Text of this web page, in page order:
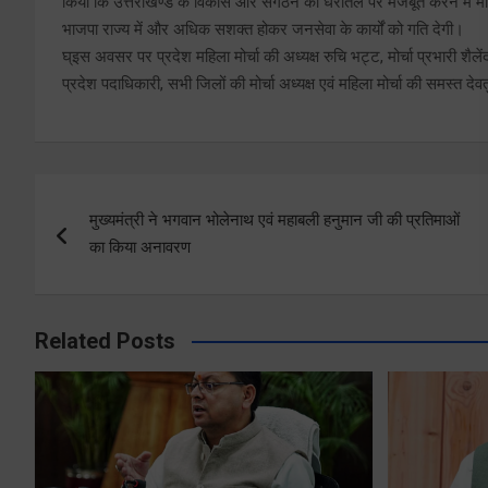
भाजपा राज्य में और अधिक सशक्त होकर जनसेवा के कार्यों को गति देगी।
घ्इस अवसर पर प्रदेश महिला मोर्चा की अध्यक्ष रुचि भट्ट, मोर्चा प्रभारी शैलेंद्र
प्रदेश पदाधिकारी, सभी जिलों की मोर्चा अध्यक्ष एवं महिला मोर्चा की समस्त
navigation
मुख्यमंत्री ने भगवान भोलेनाथ एवं महाबली हनुमान जी की प्रतिमाओं
का किया अनावरण
Related Posts